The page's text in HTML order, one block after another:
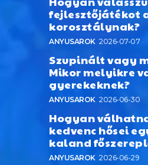
fejlesztőjátékot
korosztálynak?
ANYUSAROK 2026-07-07
Szupinált vagy
Mikor melyikre
gyerekeknek?
ANYUSAROK 2026-06-30
Hogyan
kedvenc hősei
kaland
ANYUSAROK 2026-06-29